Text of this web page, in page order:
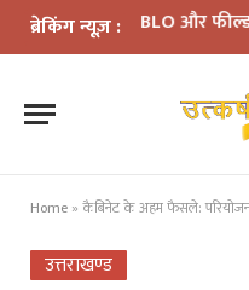
ब्रेकिंग न्यूज़ :
BLO और फील्ड स्टाफ को
Home » कैबिनेट के अहम फैसले: परियोजनाओं के
उत्तराखण्ड